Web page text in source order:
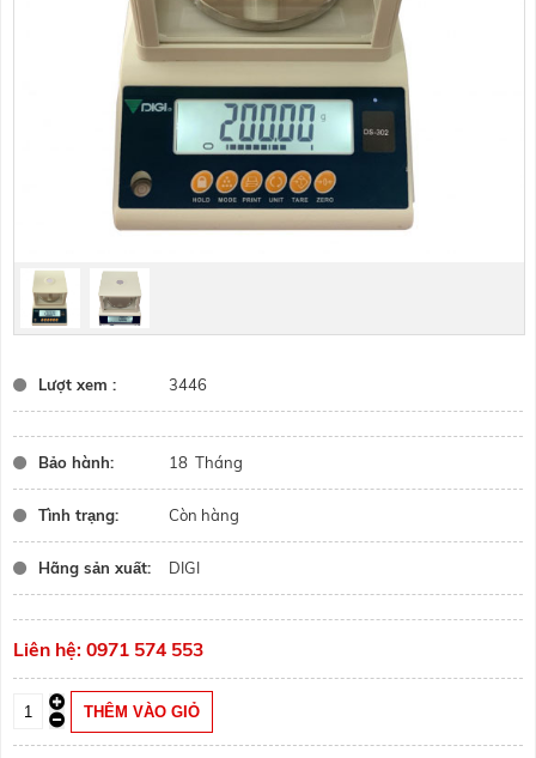
Lượt xem : 3446
Bảo hành: 18 Tháng
Tình trạng: Còn hàng
Hãng sản xuất: DIGI
Liên hệ: 0971 574 553